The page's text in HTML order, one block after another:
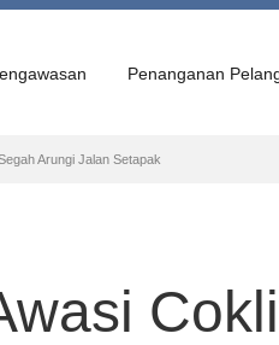
Penanganan
Arungi Jalan Setapak